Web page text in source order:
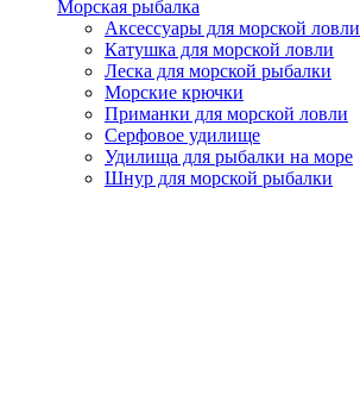
Морская рыбалка
Аксессуары для морской ловли
Катушка для морской ловли
Леска для морской рыбалки
Морские крючки
Приманки для морской ловли
Серфовое удилище
Удилища для рыбалки на море
Шнур для морской рыбалки